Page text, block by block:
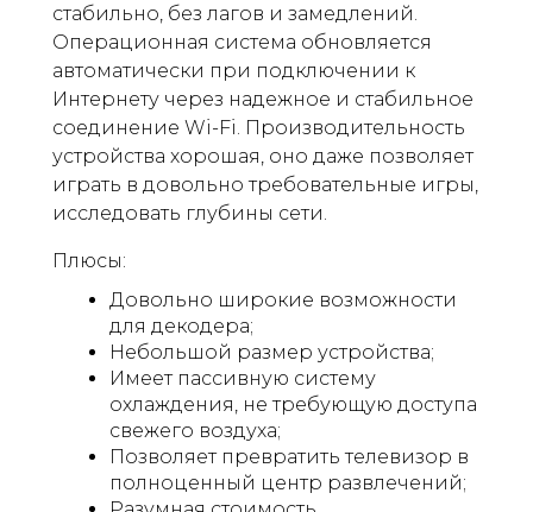
стабильно, без лагов и замедлений.
Операционная система обновляется
автоматически при подключении к
Интернету через надежное и стабильное
соединение Wi-Fi. Производительность
устройства хорошая, оно даже позволяет
играть в довольно требовательные игры,
исследовать глубины сети.
Плюсы:
Довольно широкие возможности
для декодера;
Небольшой размер устройства;
Имеет пассивную систему
охлаждения, не требующую доступа
свежего воздуха;
Позволяет превратить телевизор в
полноценный центр развлечений;